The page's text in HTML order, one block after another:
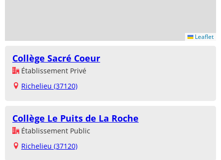
Leaflet
Collège Sacré Coeur
Établissement Privé
Richelieu (37120)
Collège Le Puits de La Roche
Établissement Public
Richelieu (37120)